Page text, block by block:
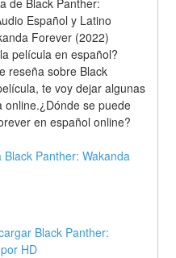
de Black Panther:
Español y Latino
Forever (2022)
película en español?
reseña sobre Black
te voy dejar algunas
se puede
en español online?
Panther: Wakanda
Black Panther:
HD